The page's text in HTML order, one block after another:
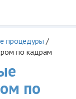
процедуры /
по кадрам
по